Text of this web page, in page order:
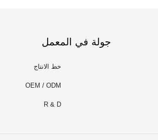
جولة في المعمل
خط الانتاج
OEM / ODM
R & D